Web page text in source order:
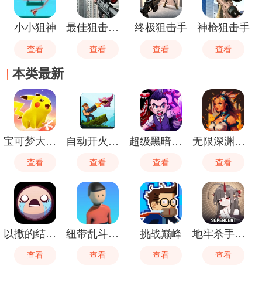
小小狙神
查看
最佳狙击猎手
查看
终极狙击手
查看
神枪狙击手
查看
本类最新
宝可梦大集结
查看
自动开火先生
查看
超级黑暗欺骗
查看
无限深渊手游
查看
以撒的结合忏悔
查看
纽带乱斗终极对决
查看
挑战巅峰
查看
地牢杀手中文版
查看